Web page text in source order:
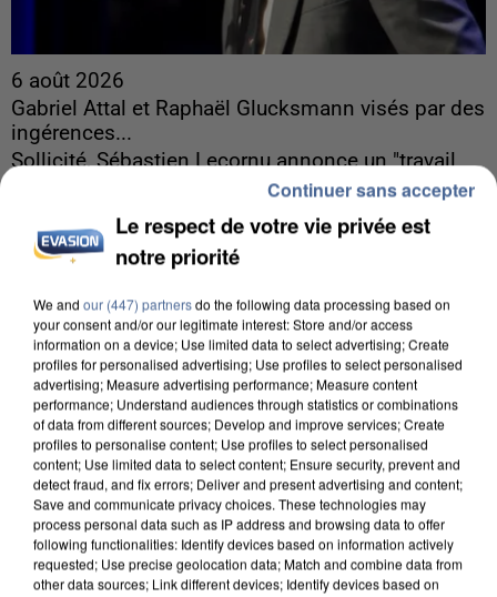
6 août 2026
Gabriel Attal et Raphaël Glucksmann visés par des
ingérences...
Sollicité, Sébastien Lecornu annonce un "travail
commun" avec les partis à la rentrée.
Le respect de votre vie privée est
notre priorité
We and our (447) partnersdo the following data processing based on
your consent and/or our legitimate interest: Store and/or access
information on a device; Use limited data to select advertising; Create
profiles for personalised advertising; Use profiles to select personalised
advertising; Measure advertising performance; Measure content
performance; Understand audiences through statistics or combinations
of data from different sources; Develop and improve services; Create
profiles to personalise content; Use profiles to select personalised
content; Use limited data to select content; Ensure security, prevent and
detect fraud, and fix errors; Deliver and present advertising and content;
Save and communicate privacy choices. These technologies may
process personal data such as IP address and browsing data to offer
following functionalities: Identify devices based on information actively
requested; Use precise geolocation data; Match and combine data from
other data sources; Link different devices; Identify devices based on
Continuer sans accepter